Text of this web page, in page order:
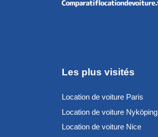
Les plus visités
Location de voiture Paris
Location de voiture Nyköping
Location de voiture Nice